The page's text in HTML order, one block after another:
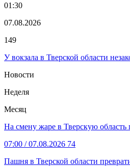
01:30
07.08.2026
149
У вокзала в Тверской области
Новости
Неделя
Месяц
На смену жаре в Тверскую область
07:00 / 07.08.2026 74
Пашня в Тверской области